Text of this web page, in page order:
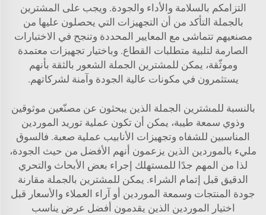
التزامكم بالسلامة والأداء والجودة. ويجب على المشترين
بالجملة التأكد من أن التجهيزات التي يحصلون عليها من
مصنعيهم تتماشى مع المعايير المحددة وتنجح في الاختبارات
الصارمة لتلبية متطلبات القطاع. وباختيار تجهيزات معتمدة
وموثّقة، يمكن للمشترين الجملة الشعور بالثقة بأنهم
يستثمرون في مكونات عالية الجودة وآمنة لشركاتهم.
بالنسبة للمشترين الجملة الذين يبحثون عن مصنّعين موثوقين
وذوي سمعة طيبة، يمكن أن تكون عملية توريد الموردين
المناسبين للشفاه وتجهيزات الأنابيب عملية صعبة. فالسوق
مليء بالموردين الذين يزعمون أنهم الأفضل من حيث الجودة،
لذا من المهم جدًا للمستهلك إجراء بعض الأبحاث والتحري
الدقيق قبل إتمام الشراء. يمكن للمشترين بالجملة مقارنة
جودة المنتجات وسمعة الموردين أو آراء العملاء والأسعار قبل
اختيار الموردين الذين يقدمون أفضل عرض يناسب